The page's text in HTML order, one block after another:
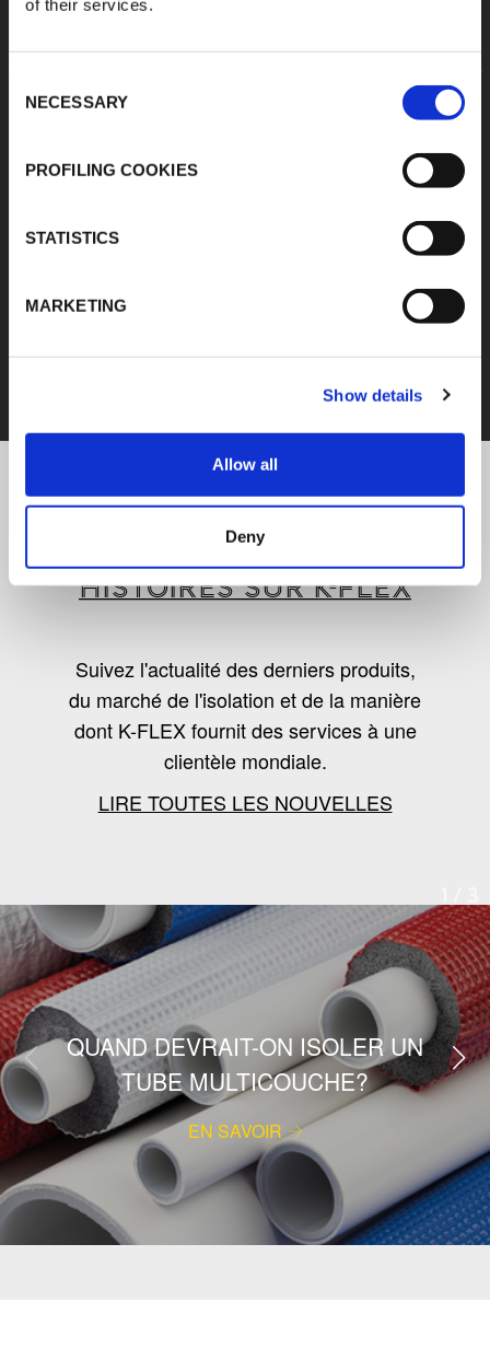
of their services.
Selection
NECESSARY
PROFILING COOKIES
STATISTICS
MARKETING
Show details
Allow all
Deny
DÉCOUVREZ TOUS LES PRODUITS
LES DERNIÈRES
NOUVELLES, TENDANCES ET
HISTOIRES SUR K-FLEX
Suivez l'actualité des derniers produits,
du marché de l'isolation et de la manière
dont K-FLEX fournit des services à une
clientèle mondiale.
LIRE TOUTES LES NOUVELLES
QUAND DEVRAIT-ON ISOLER UN
TUBE MULTICOUCHE?
EN SAVOIR